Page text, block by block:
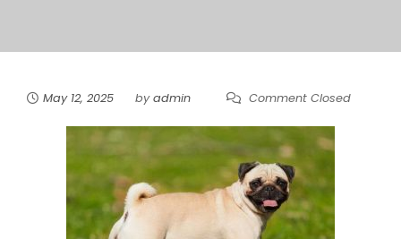
May 12, 2025 byadmin Comment Closed